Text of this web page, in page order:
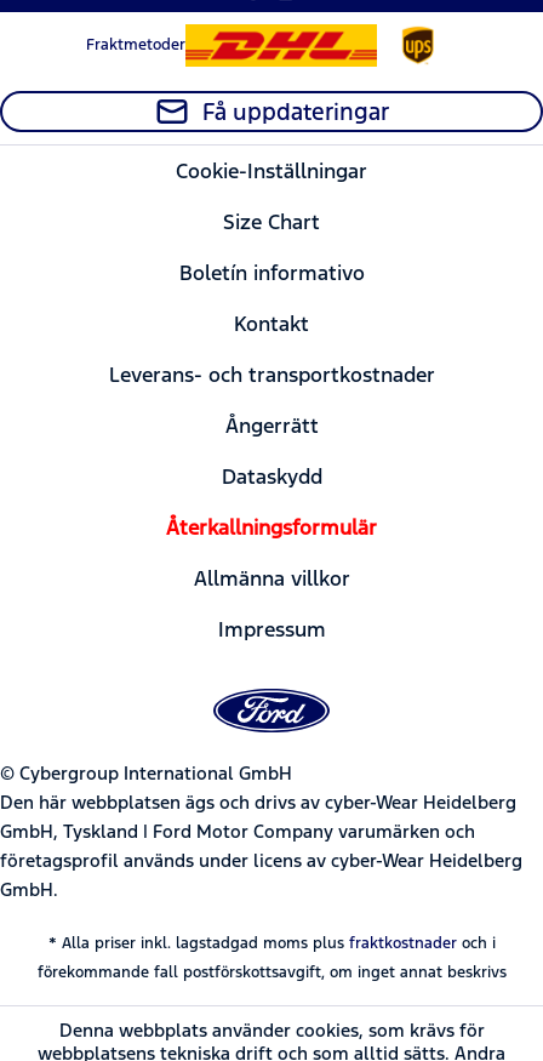
Fraktmetoder
Få uppdateringar
Cookie-Inställningar
Size Chart
Boletín informativo
Kontakt
Leverans- och transportkostnader
Ångerrätt
Dataskydd
Återkallningsformulär
Allmänna villkor
Impressum
© Cybergroup International GmbH
Den här webbplatsen ägs och drivs av cyber-Wear Heidelberg
GmbH, Tyskland | Ford Motor Company varumärken och
företagsprofil används under licens av cyber-Wear Heidelberg
GmbH.
* Alla priser inkl. lagstadgad moms plus fraktkostnaderoch i
förekommande fall postförskottsavgift, om inget annat beskrivs
Denna webbplats använder cookies, som krävs för
webbplatsens tekniska drift och som alltid sätts. Andra